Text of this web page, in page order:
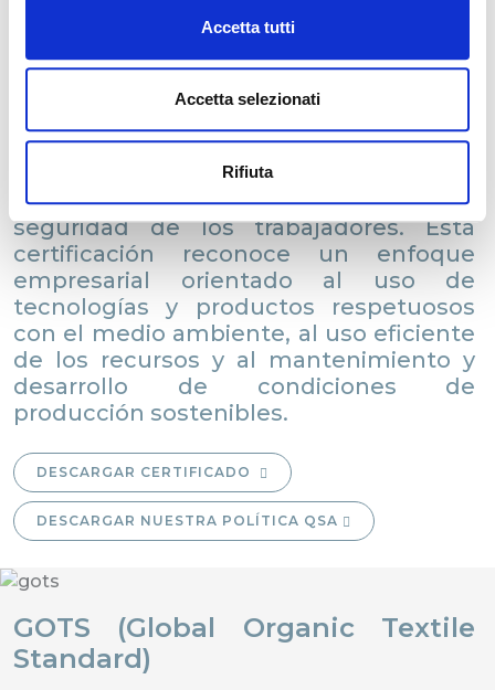
Accetta tutti
Accetta selezionati
Rifiuta
La certificación STeP (Sustainable
Textile Production) es un sistema de
evaluación que garantiza altos
estándares y la implementación de las
mejores prácticas de la industria en
términos de gestión ambiental,
responsabilidad social, calidad de la
producción y protección de la salud y
seguridad de los trabajadores. Esta
certificación reconoce un enfoque
empresarial orientado al uso de
tecnologías y productos respetuosos
con el medio ambiente, al uso eficiente
de los recursos y al mantenimiento y
desarrollo de condiciones de
producción sostenibles.
DESCARGAR CERTIFICADO
DESCARGAR NUESTRA POLÍTICA QSA
GOTS (Global Organic Textile
Standard)